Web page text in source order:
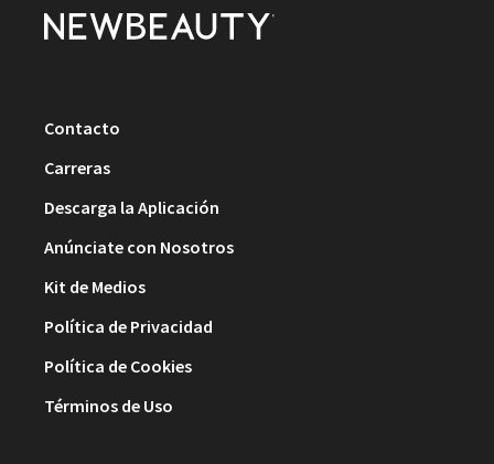
Contacto
Carreras
Descarga la Aplicación
Anúnciate con Nosotros
Kit de Medios
Política de Privacidad
Política de Cookies
Términos de Uso